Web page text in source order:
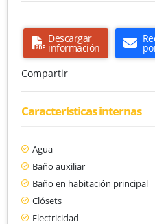
Descargar
información
Compartir
Características internas
Agua
Baño auxiliar
Baño en habitación principal
Clósets
Electricidad